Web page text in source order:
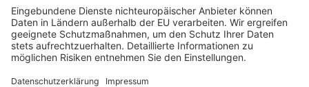
Freistellungsbescheid: Als gemeinnützige Körperschaft befreit
von der Körperschaftssteuer gem. §5 I 9 KStg. unter der
Steuernummer 27/641/09321